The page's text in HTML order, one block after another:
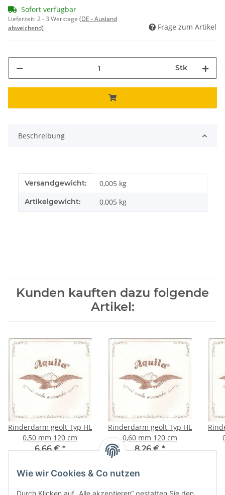
Wie wir Cookies & Co nutzen
Sofort verfügbar
Lieferzeit:2 - 3 Werktage (DE - Ausland
abweichend)
Frage zum Artikel
Stk
Beschreibung
Produkteigenschaft
Wert
Versandgewicht: 0,005 kg
Artikelgewicht: 0,005 kg
Kunden kauften dazu folgende
Artikel:
Rinderdarm geölt Typ HL
0,50 mm 120 cm
6,66 €*
Rinderdarm geölt Typ HL
0,60 mm 120 cm
8,26 €*